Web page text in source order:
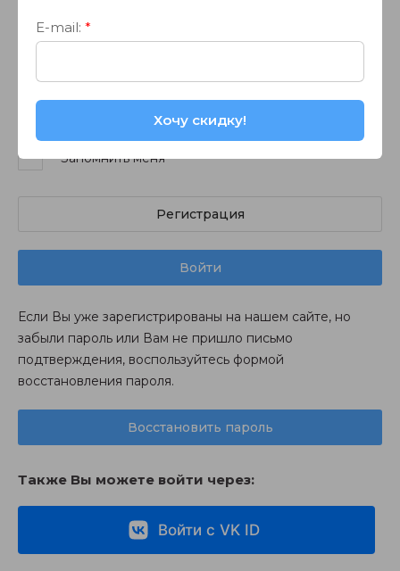
Запомнить меня
Регистрация
Войти
Если Вы уже зарегистрированы на нашем сайте, но
забыли пароль или Вам не пришло письмо
подтверждения, воспользуйтесь формой
восстановления пароля.
Восстановить пароль
Также Вы можете войти через:
Войти с VK ID
E-mail:*
Хочу скидку!